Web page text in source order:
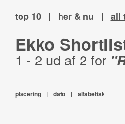
top 10 | her & nu | all
Ekko
1 - 2 ud af 2 for
placering | dato | alfabetisk